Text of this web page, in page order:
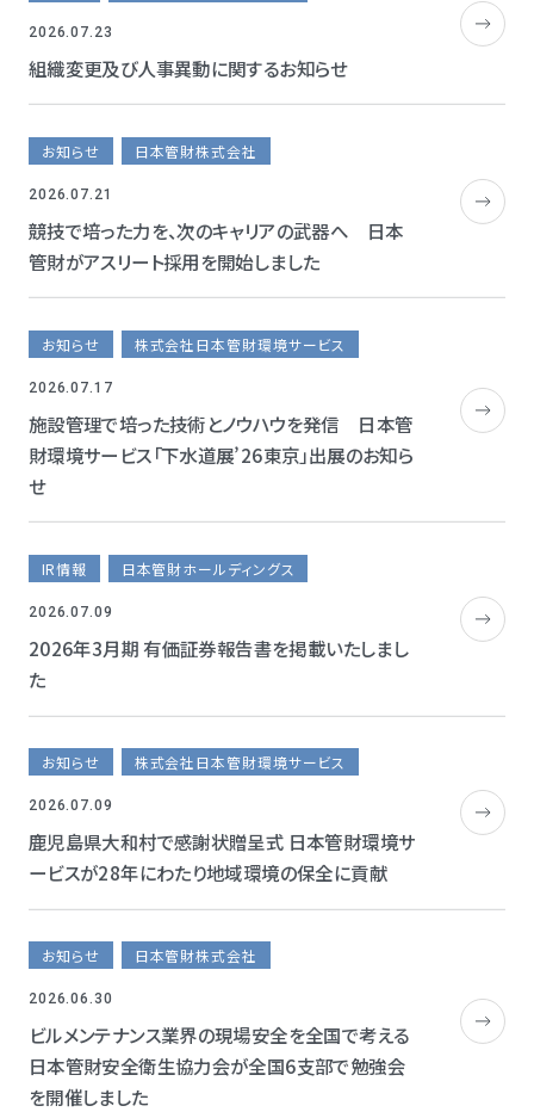
2026.07.23
組織変更及び人事異動に関するお知らせ
お知らせ 日本管財株式会社
2026.07.21
競技で培った力を、次のキャリアの武器へ 日本
管財がアスリート採用を開始しました
お知らせ 株式会社日本管財環境サービス
2026.07.17
施設管理で培った技術とノウハウを発信 日本管
財環境サービス「下水道展’26東京」出展のお知ら
せ
IR情報 日本管財ホールディングス
2026.07.09
2026年3月期 有価証券報告書を掲載いたしまし
た
お知らせ 株式会社日本管財環境サービス
2026.07.09
鹿児島県大和村で感謝状贈呈式 日本管財環境サ
ービスが28年にわたり地域環境の保全に貢献
お知らせ 日本管財株式会社
2026.06.30
ビルメンテナンス業界の現場安全を全国で考える
日本管財安全衛生協力会が全国6支部で勉強会
を開催しました